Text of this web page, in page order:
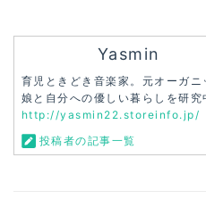
Yasmin
育児ときどき音楽家。元オーガ
娘と自分への優しい暮らしを研究
http://yasmin22.storeinfo.jp/
投稿者の記事一覧